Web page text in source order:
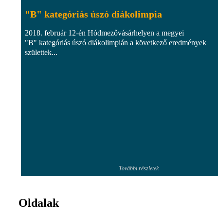
"B" kategóriás úszó diákolimpia
2018. február 12-én Hódmezővásárhelyen a megyei
"B" kategóriás úszó diákolimpián a következő eredmények
születtek...
További részletek
Oldalak